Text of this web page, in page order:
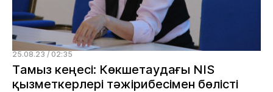
25.08.23 / 02:35
Тамыз кеңесі: Көкшетаудағы NIS
қызметкерлері тәжірибесімен бөлісті